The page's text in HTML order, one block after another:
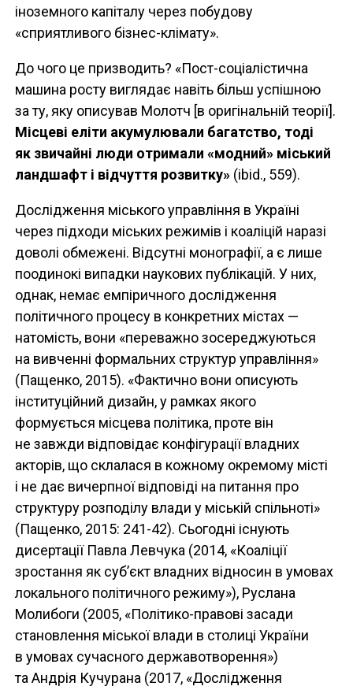
іноземного капіталу через побудову
«сприятливого бізнес-клімату».
До чого це призводить? «Пост-соціалістична
машина росту виглядає навіть більш успішною
за ту, яку описував Молотч [в оригінальній теорії].
Місцеві еліти акумулювали багатство, тоді
як звичайні люди отримали «модний» міський
ландшафт і відчуття розвитку» (ibid., 559).
Дослідження міського управління в Україні
через підходи міських режимів і коаліцій наразі
доволі обмежені. Відсутні монографії, а є лише
поодинокі випадки наукових публікацій. У них,
однак, немає емпіричного дослідження
політичного процесу в конкретних містах —
натомість, вони «переважно зосереджуються
на вивченні формальних структур управління»
(Пащенко, 2015). «Фактично вони описують
інституційний дизайн, у рамках якого
формується місцева політика, проте він
не завжди відповідає конфігурації владних
акторів, що склалася в кожному окремому місті
і не дає вичерпної відповіді на питання про
структуру розподілу влади у міській спільноті»
(Пащенко, 2015: 241-42). Сьогодні існують
дисертації Павла Левчука (2014, «Коаліції
зростання як суб’єкт владних відносин в умовах
локального політичного режиму»), Руслана
Молибоги (2005, «Політико-правові засади
становлення міської влади в столиці України
в умовах сучасного державотворення»)
та Андрія Кучурана (2017, «Дослідження